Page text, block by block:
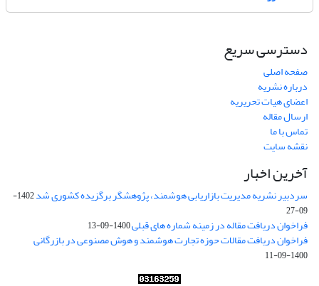
دسترسی سریع
صفحه اصلی
درباره نشریه
اعضای هیات تحریریه
ارسال مقاله
تماس با ما
نقشه سایت
آخرین اخبار
سردبیر نشریه مدیریت بازاریابی هوشمند، پژوهشگر برگزیده کشوری شد
1402-
09-27
فراخوان دریافت مقاله در زمینه شماره های قبلی1400-09-13
فراخوان دریافت مقالات حوزه تجارت هوشمند و هوش مصنوعی در بازرگانی
1400-09-11